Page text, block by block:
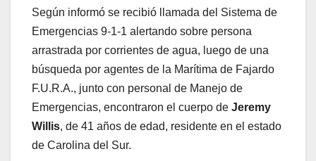
Según informó se recibió llamada del Sistema de
Emergencias 9-1-1 alertando sobre persona
arrastrada por corrientes de agua, luego de una
búsqueda por agentes de la Marítima de Fajardo
F.U.R.A., junto con personal de Manejo de
Emergencias, encontraron el cuerpo de Jeremy
Willis, de 41 años de edad, residente en el estado
de Carolina del Sur.